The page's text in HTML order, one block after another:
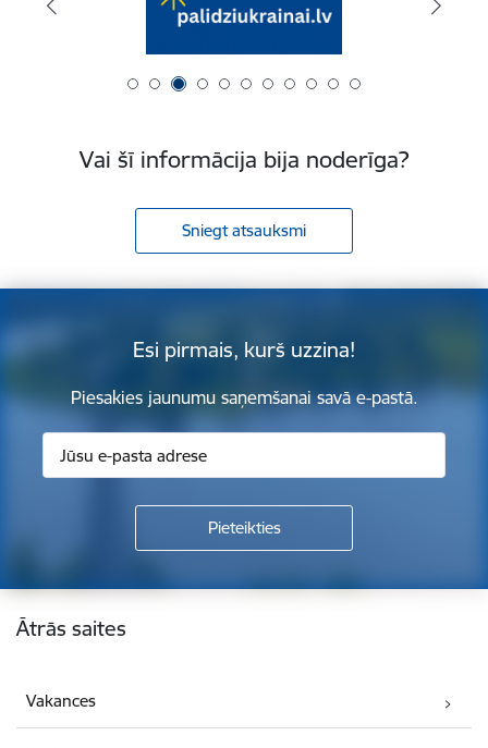
Vai šī informācija bija noderīga?
Sniegt atsauksmi
Esi pirmais, kurš uzzina!
Piesakies jaunumu saņemšanai savā e-pastā.
Kājene
Ātrās saites
Vakances